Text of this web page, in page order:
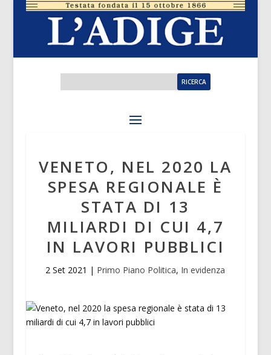
VENETO, NEL 2020 LA
SPESA REGIONALE È
STATA DI 13
MILIARDI DI CUI 4,7
IN LAVORI PUBBLICI
2 Set 2021 | Primo Piano Politica, In evidenza